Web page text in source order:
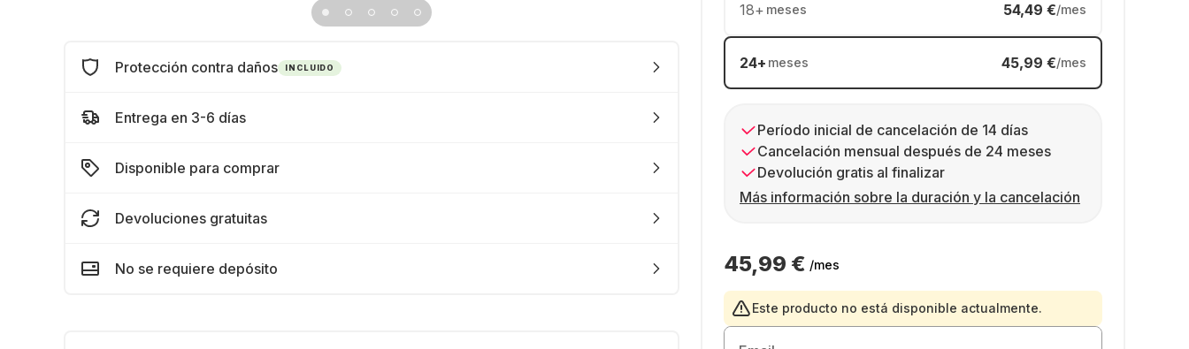
18+ meses 54,49 €/mes
24+ meses 45,99 €/mes
Período inicial de cancelación de 14 días
Cancelación mensual después de 24 meses
Devolución gratis al finalizar
Más información sobre la duración y la cancelación
45,99 € /mes
Este producto no está disponible actualmente.
Protección contra daños INCLUIDO
Entrega en 3-6 días
Disponible para comprar
Devoluciones gratuitas
No se requiere depósito